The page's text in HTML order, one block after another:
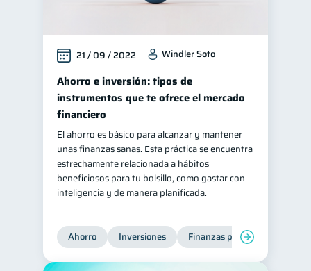
Bienestar financiero 22
Seguridad financiera 13
Salud financiera 12
Productos financieros 11
Organización Financiera
Deudas 10
Entidad financiera 8
Préstamos 8 Ahorro 8
Tarjeta de crédito 6
21 / 09 / 2022 Windler Soto
Ahorro e inversión: tipos de
instrumentos que te ofrece el mercado
financiero
El ahorro es básico para alcanzar y mantener
unas finanzas sanas. Esta práctica se encuentra
estrechamente relacionada a hábitos
beneficiosos para tu bolsillo, como gastar con
inteligencia y de manera planificada.
Ahorro Inversiones Finanzas para jóvenes